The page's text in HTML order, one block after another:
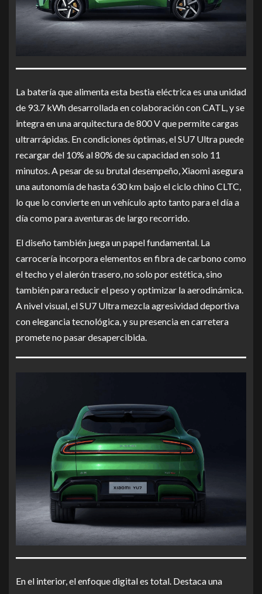
La batería que alimenta esta bestia eléctrica es una unidad
de 93.7 kWh desarrollada en colaboración con CATL, y se
integra en una arquitectura de 800 V que permite cargas
ultrarrápidas. En condiciones óptimas, el SU7 Ultra puede
recargar del 10% al 80% de su capacidad en solo 11
minutos. A pesar de su brutal desempeño, Xiaomi asegura
una autonomía de hasta 630 km bajo el ciclo chino CLTC,
lo que lo convierte en un vehículo apto tanto para el día a
día como para aventuras de largo recorrido.
El diseño también juega un papel fundamental. La
carrocería incorpora elementos en fibra de carbono como
el techo y el alerón trasero, no solo por estética, sino
también para reducir el peso y optimizar la aerodinámica.
A nivel visual, el SU7 Ultra mezcla agresividad deportiva
con elegancia tecnológica, y su presencia en carretera
promete no pasar desapercibida.
En el interior, el enfoque digital es total. Destaca una